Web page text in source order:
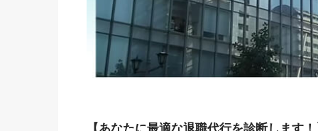
【あなたに最適な退職代行を診断します